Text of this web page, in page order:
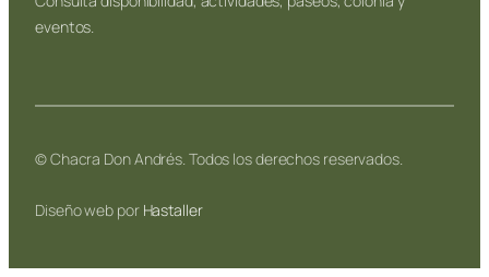
eventos.
© Chacra Don Andrés. Todos los derechos reservados.
Diseño web por Hastaller